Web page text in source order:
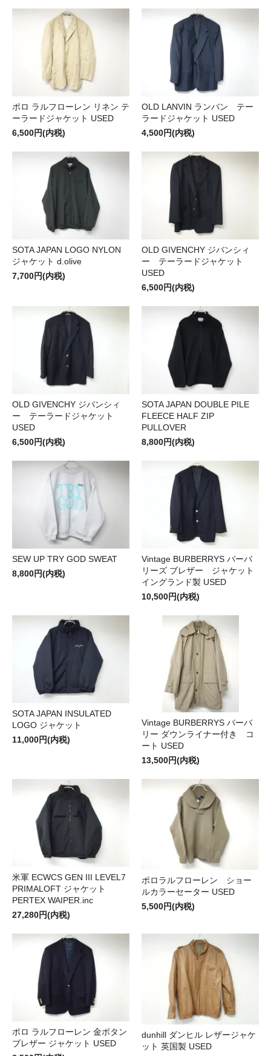
ポロ ラルフローレン リネン テ
ーラードジャケット USED
6,500円(内税)
OLD LANVIN ランバン テー
ラードジャケット USED
4,500円(内税)
SOTA JAPAN LOGO NYLON
ジャケット d.olive
7,700円(内税)
OLD GIVENCHY ジバンシィ
ー テーラードジャケット
USED
6,500円(内税)
OLD GIVENCHY ジバンシィ
ー テーラードジャケット
USED
6,500円(内税)
SOTA JAPAN DOUBLE PILE
FLEECE HALF ZIP
PULLOVER
8,800円(内税)
SEW UP TRY GOD SWEAT
8,800円(内税)
Vintage BURBERRYS バーバ
リーズ ブレザー ジャケット
イングランド製 USED
10,500円(内税)
SOTA JAPAN INSULATED
LOGO ジャケット
11,000円(内税)
Vintage BURBERRYS バーバ
リー ダウンライナー付き コ
ート USED
13,500円(内税)
米軍 ECWCS GEN III LEVEL7
PRIMALOFT ジャケット
PERTEX WAIPER.inc
27,280円(内税)
ポロラルフローレン ショー
ルカラーセーター USED
5,500円(内税)
ポロ ラルフローレン 金ボタン
ブレザー ジャケット USED
dunhill ダンヒル レザージャケ
ット 英国製 USED